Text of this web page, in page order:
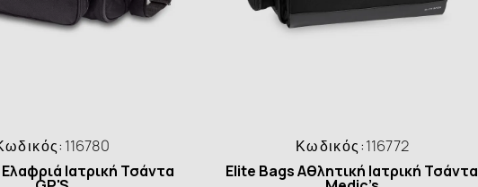
116780
Ιατρική Τσάντα
Κωδικός:116772
Elite Bags Αθλητική Ιατρική Τσάντα